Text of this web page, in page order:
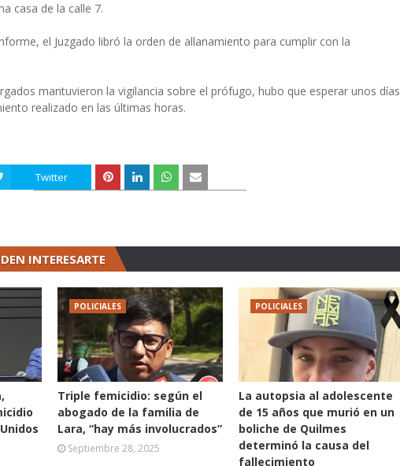
casa de la calle 7.
el Juzgado libró la orden de allanamiento para cumplir con la
mantuvieron la vigilancia sobre el prófugo, hubo que esperar unos días
realizado en las últimas horas.
Twitter
INTERESARTE
POLICIALES
Triple femicidio: según el
abogado de la familia de
Lara, “hay más involucrados”
Septiembre 28, 2025
POLICIALES
La autopsia al adolescente
de 15 años que murió en un
boliche de Quilmes
determinó la causa del
fallecimiento